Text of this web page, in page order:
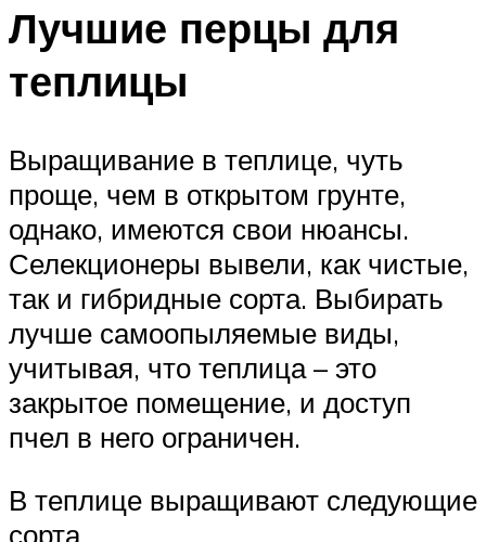
Лучшие перцы для
теплицы
Выращивание в теплице, чуть
проще, чем в открытом грунте,
однако, имеются свои нюансы.
Селекционеры вывели, как чистые,
так и гибридные сорта. Выбирать
лучше самоопыляемые виды,
учитывая, что теплица – это
закрытое помещение, и доступ
пчел в него ограничен.
В теплице выращивают следующие
сорта.